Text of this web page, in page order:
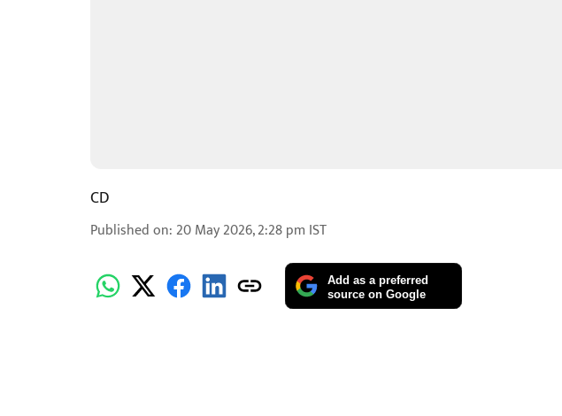
CD
Published on: 20 May 2026, 2:28 pm IST
Add as a preferred
source on Google